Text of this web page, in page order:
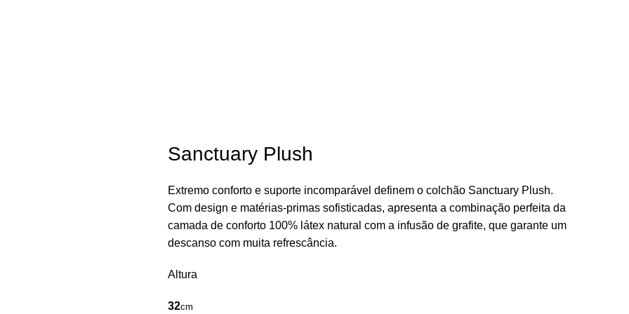
Sanctuary Plush
Extremo conforto e suporte incomparável definem o colchão Sanctuary Plush.
Com design e matérias-primas sofisticadas, apresenta a combinação perfeita da
camada de conforto 100% látex natural com a infusão de grafite, que garante um
descanso com muita refrescância.
Altura
32cm